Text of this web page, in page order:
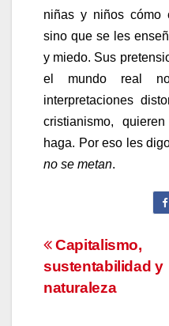
niñas y niños cómo
sino que se les
y miedo. Sus
el mundo real
interpretaciones
cristianismo,
haga. Por eso les
no se metan.
de
Capitalismo,
sustentabilidad y
naturaleza